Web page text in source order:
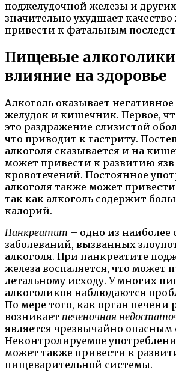
поджелудочной железы и
значительно ухудшает
привести к фатальным
Пищевые
влияние на здоровье
Алкоголь оказывает
желудок и кишечник. Первое,
это раздражение слизистой
что приводит к гастриту.
алкоголя сказывается и на
может привести к развитию
кровотечений. Постоянное
алкоголя также может
так как алкоголь содержит
калорий.
Панкреатит – одно из наиболее
заболеваний, вызванных
алкоголя. При панкреатите
железа воспаляется, что может
летальному исходу. У многих
алкоголиков наблюдаются
По мере того, как орган печени
возникает печеночная
является чрезвычайно опасным
Неконтролируемое
может также привести к
пищеварительной системы.